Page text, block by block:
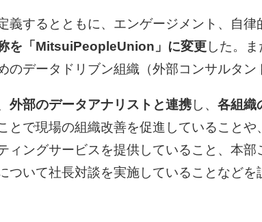
するとともに、エンゲージメント、自
を「MitsuiPeopleUnion」に変更した。
データドリブン組織（外部コンサルタン
外部のデータアナリストと連携し、 各組織
とで現場の組織改善を促進していることや
ィングサービスを提供していること、本
いて社長対談を実施していることなどを